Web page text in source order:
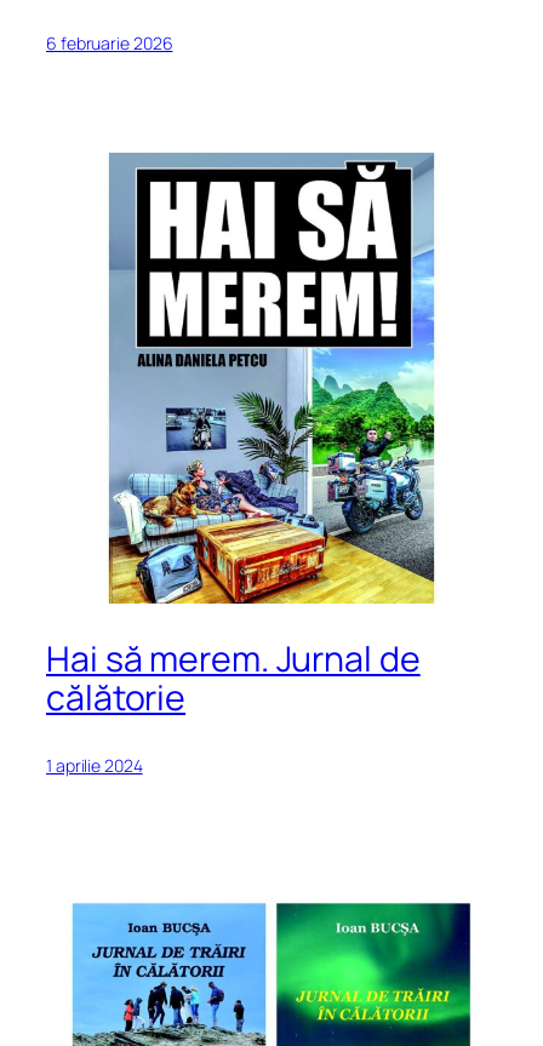
6 februarie 2026
Hai să merem. Jurnal de
călătorie
1 aprilie 2024